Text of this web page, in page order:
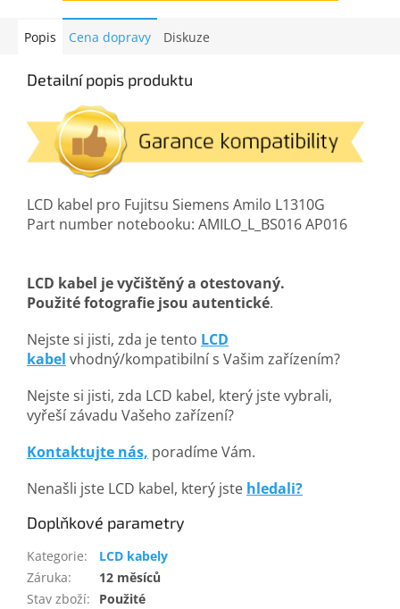
Popis Cena dopravy Diskuze
Detailní popis produktu
LCD kabel pro Fujitsu Siemens Amilo L1310G
Part number notebooku: AMILO_L_BS016 AP016
LCD kabel je vyčištěný a otestovaný.
Použité fotografie jsou autentické.
Nejste si jisti, zda je tento LCD
kabel vhodný/kompatibilní s Vašim zařízením?
Nejste si jisti, zda LCD kabel, který jste vybrali,
vyřeší závadu Vašeho zařízení?
Kontaktujte nás, poradíme Vám.
Nenašli jste LCD kabel, který jste hledali?
Doplňkové parametry
Kategorie:
LCD kabely
Záruka:
12 měsíců
Stav zboží:
Použité